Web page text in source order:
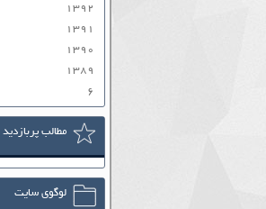
۱۳۹۲
۱۳۹۱
۱۳۹۰
۱۳۸۹
۶
مطالب پربازدید
لوگوی سایت